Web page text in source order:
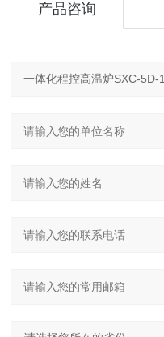
产品咨询